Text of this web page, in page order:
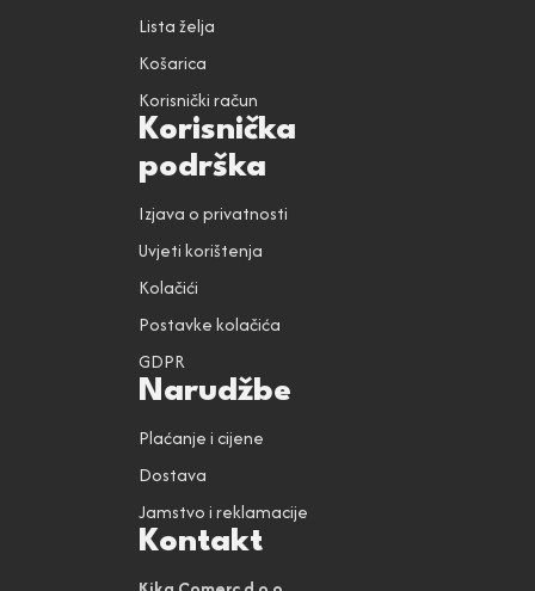
Lista želja
Košarica
Korisnički račun
Korisnička
podrška
Izjava o privatnosti
Uvjeti korištenja
Kolačići
Postavke kolačića
GDPR
Narudžbe
Plaćanje i cijene
Dostava
Jamstvo i reklamacije
Kontakt